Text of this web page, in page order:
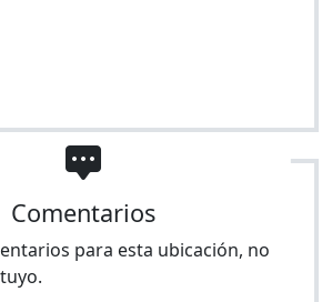
Comentarios
para esta ubicación, no